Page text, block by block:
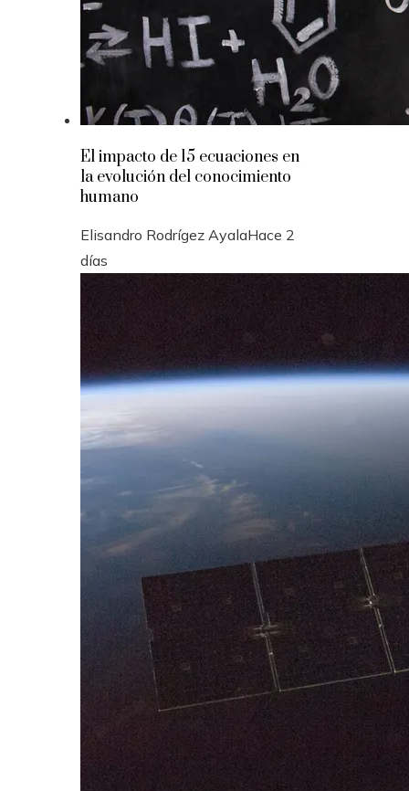
El impacto de 15 ecuaciones en
la evolución del conocimiento
humano
Elisandro Rodrígez AyalaHace 2
días